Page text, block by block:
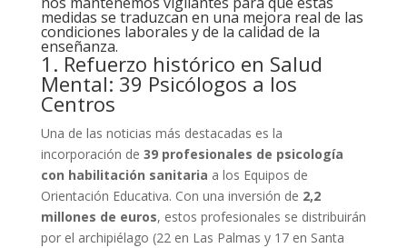
medidas se traduzcan en una mejora real de las
condiciones laborales y de la calidad de la
enseñanza.
1. Refuerzo histórico en Salud
Mental: 39 Psicólogos a los
Centros
Una de las noticias más destacadas es la
incorporación de 39 profesionales de psicología
con habilitación sanitaria a los Equipos de
Orientación Educativa. Con una inversión de 2,2
millones de euros, estos profesionales se distribuirán
por el archipiélago (22 en Las Palmas y 17 en Santa